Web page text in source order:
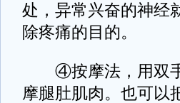
处，异常兴奋的神经
除疼痛的目的。
④按摩法，用双手
摩腿肚肌肉。也可以